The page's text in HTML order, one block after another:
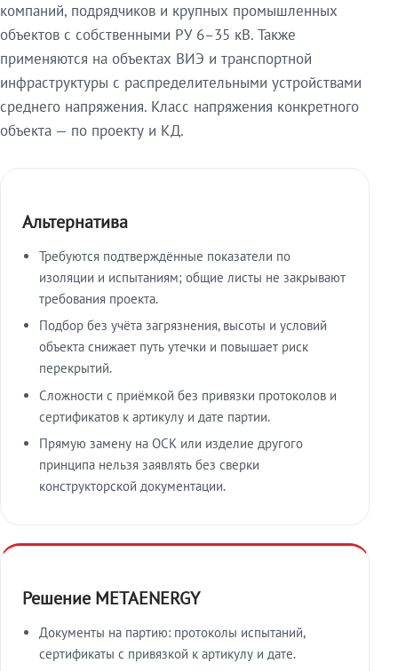
компаний, подрядчиков и крупных промышленных
объектов с собственными РУ 6–35 кВ. Также
применяются на объектах ВИЭ и транспортной
инфраструктуры с распределительными устройствами
среднего напряжения. Класс напряжения конкретного
объекта — по проекту и КД.
Альтернатива
Требуются подтверждённые показатели по
изоляции и испытаниям; общие листы не закрывают
требования проекта.
Подбор без учёта загрязнения, высоты и условий
объекта снижает путь утечки и повышает риск
перекрытий.
Сложности с приёмкой без привязки протоколов и
сертификатов к артикулу и дате партии.
Прямую замену на ОСК или изделие другого
принципа нельзя заявлять без сверки
конструкторской документации.
Решение METAENERGY
Документы на партию: протоколы испытаний,
сертификаты с привязкой к артикулу и дате.